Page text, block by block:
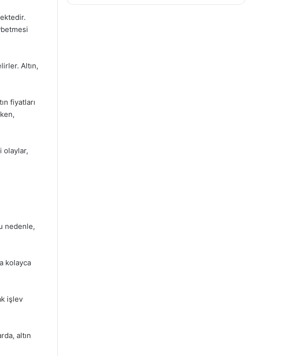
Altın,
fiyatları
olaylar,
nedenle,
kolayca
işlev
altın